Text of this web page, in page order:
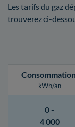
Les tarifs du gaz
trouverez ci-
kWh/an
0 -
4 000